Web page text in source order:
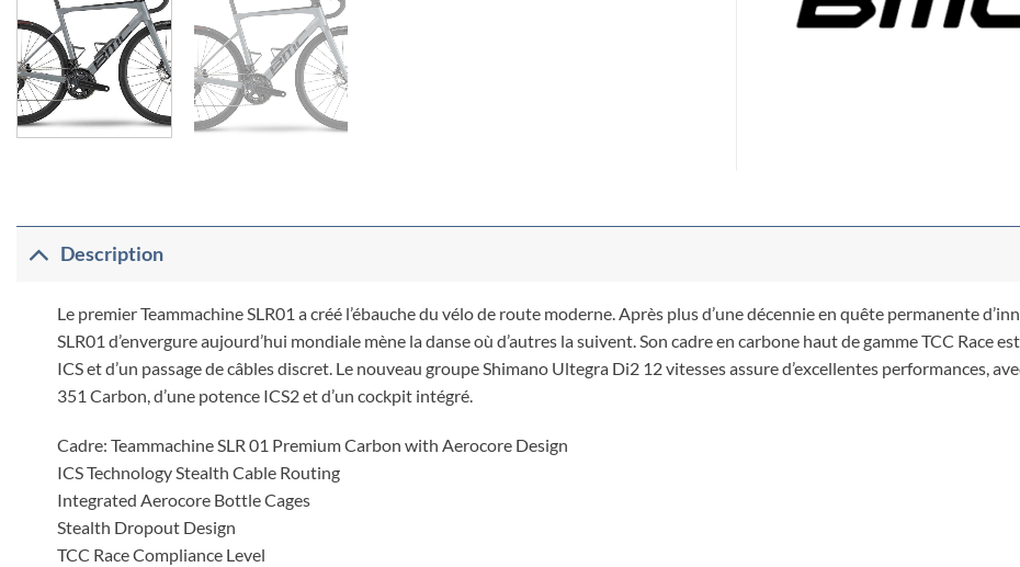
Description
Le premier Teammachine SLR01 a créé l’ébauche du vélo de route moderne. Après plus d’une décennie en quête permanente
SLR01 d’envergure aujourd’hui mondiale mène la danse où d’autres la suivent. Son cadre en carbone haut de gamme TCC Race
ICS et d’un passage de câbles discret. Le nouveau groupe Shimano Ultegra Di2 12 vitesses assure d’excellentes performances,
351 Carbon, d’une potence ICS2 et d’un cockpit intégré.
Cadre: Teammachine SLR 01 Premium Carbon with Aerocore Design
ICS Technology Stealth Cable Routing
Integrated Aerocore Bottle Cages
Stealth Dropout Design
TCC Race Compliance Level